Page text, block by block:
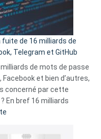
de 16 milliards de
Telegram et GitHub
de mots de passe
et bien d’autres,
concerné par cette
En bref 16 milliards
record